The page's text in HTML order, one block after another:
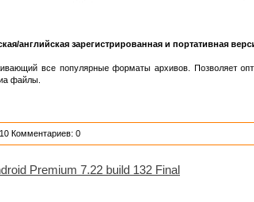
английская зарегистрированная и портативная
все популярные форматы архивов. Позволяет
файлы.
Комментариев: 0
Premium 7.22 build 132 Final